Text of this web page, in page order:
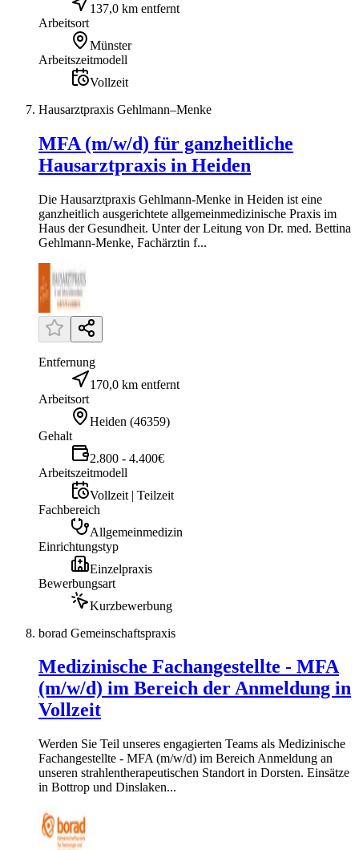
137,0 km entfernt
Arbeitsort
Münster
Arbeitszeitmodell
Vollzeit
Hausarztpraxis Gehlmann–Menke
MFA (m/w/d) für ganzheitliche
Hausarztpraxis in Heiden
Die Hausarztpraxis Gehlmann-Menke in Heiden ist eine
ganzheitlich ausgerichtete allgemeinmedizinische Praxis im
Haus der Gesundheit. Unter der Leitung von Dr. med. Bettina
Gehlmann-Menke, Fachärztin f...
Entfernung
170,0 km entfernt
Arbeitsort
Heiden (46359)
Gehalt
2.800 - 4.400€
Arbeitszeitmodell
Vollzeit | Teilzeit
Fachbereich
Allgemeinmedizin
Einrichtungstyp
Einzelpraxis
Bewerbungsart
Kurzbewerbung
borad Gemeinschaftspraxis
Medizinische Fachangestellte - MFA
(m/w/d) im Bereich der Anmeldung in
Vollzeit
Werden Sie Teil unseres engagierten Teams als Medizinische
Fachangestellte - MFA (m/w/d) im Bereich Anmeldung an
unseren strahlentherapeutischen Standort in Dorsten. Einsätze
in Bottrop und Dinslaken...